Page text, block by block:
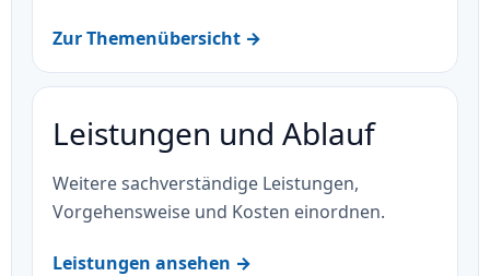
Zur Themenübersicht →
Leistungen und Ablauf
Weitere sachverständige Leistungen,
Vorgehensweise und Kosten einordnen.
Leistungen ansehen →